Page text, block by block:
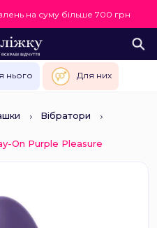
на суму більше 700 грн
нього Для них
Вібратори
On Purple Pleasure